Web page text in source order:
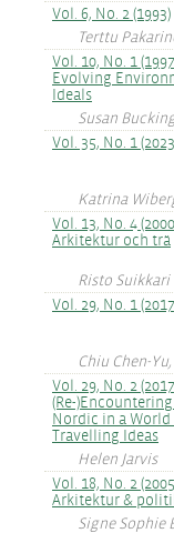
Vol. 6, No. 2 (1993)
Terttu
Vol. 10, No. 1
Evolving
Ideals
Susan
Vol. 35, No. 1
Katrina
Vol. 13, No. 4
Arkitektur och trä
Risto Suikkari
Vol. 29, No. 1
Chiu Chen-
Vol. 29, No. 2
(Re-
Nordic in a
Travelling Ideas
Helen Jarvis
Vol. 18, No. 2
Arkitektur &
Signe Sophie